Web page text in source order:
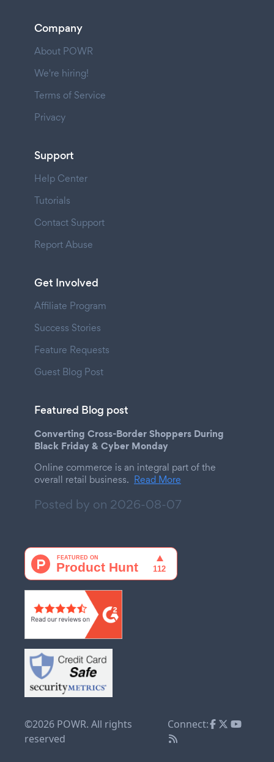
Company
About POWR
We're hiring!
Terms of Service
Privacy
Support
Help Center
Tutorials
Contact Support
Report Abuse
Get Involved
Affiliate Program
Success Stories
Feature Requests
Guest Blog Post
Featured Blog post
Converting Cross-Border Shoppers During
Black Friday & Cyber Monday
Online commerce is an integral part of the
overall retail business. Read More
Posted by on 2026-08-07
©2026 POWR. All rights
reserved
Connect: